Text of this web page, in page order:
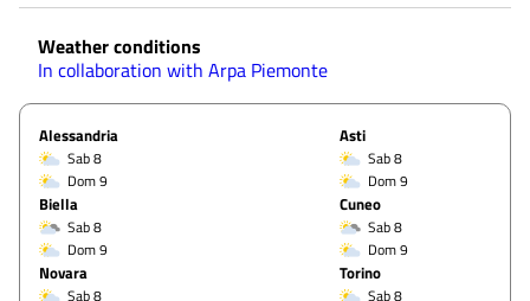
Weather conditions
In collaboration with Arpa Piemonte
Alessandria
Sab 8
Dom 9
Asti
Sab 8
Dom 9
Biella
Sab 8
Dom 9
Cuneo
Sab 8
Dom 9
Novara
Sab 8
Torino
Sab 8